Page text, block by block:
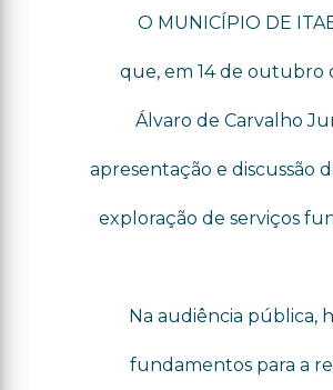
O MUNICÍPIO DE
que, em 14 de outubro
Álvaro de Carvalho
apresentação e discussão
exploração de serviços
Na audiência pública,
fundamentos para a